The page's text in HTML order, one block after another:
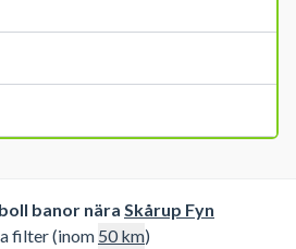
banor nära Skårup Fyn
filter (inom 50km)